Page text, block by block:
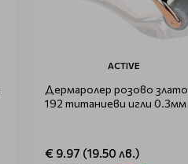
ACTIVE
Дермаролер розово злато
192 титаниеви игли 0.3мм
€ 9.97 (19.50 лв.)